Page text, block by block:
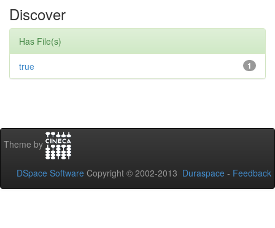
Discover
Has File(s)
1
true
Theme by
DSpace Software Copyright © 2002-2013 Duraspace - Feedback